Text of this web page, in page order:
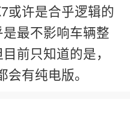
或许是合乎逻辑的
最不影响车辆整
前只知道的是，
有纯电版。